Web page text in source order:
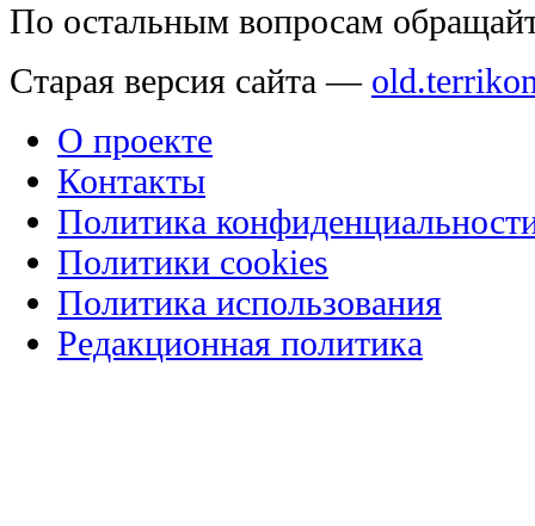
По остальным вопросам
Старая версия сайта —
О проекте
Контакты
Политика
Политики cookies
Политика использования
Редакционная политика